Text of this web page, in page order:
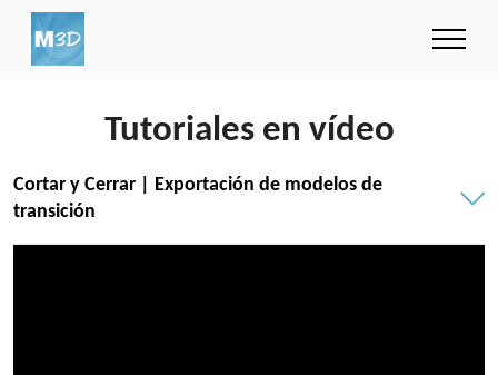
Tutoriales en vídeo
Cortar y Cerrar | Exportación de modelos de
transición